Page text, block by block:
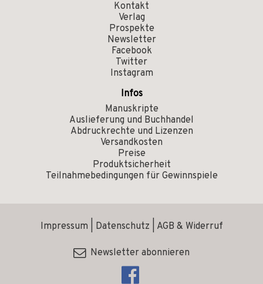
Kontakt
Verlag
Prospekte
Newsletter
Facebook
Twitter
Instagram
Infos
Manuskripte
Auslieferung und Buchhandel
Abdruckrechte und Lizenzen
Versandkosten
Preise
Produktsicherheit
Teilnahmebedingungen für Gewinnspiele
Impressum Datenschutz AGB & Widerruf
Newsletter abonnieren